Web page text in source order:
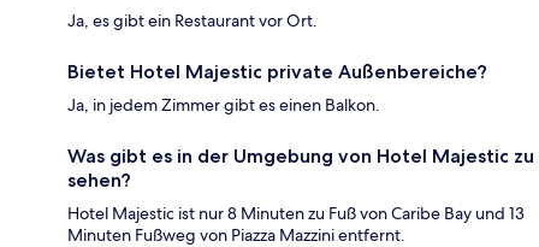
Ja, es gibt ein Restaurant vor Ort.
Bietet Hotel Majestic private Außenbereiche?
Ja, in jedem Zimmer gibt es einen Balkon.
Was gibt es in der Umgebung von Hotel Majestic zu
sehen?
Hotel Majestic ist nur 8 Minuten zu Fuß von Caribe Bay und 13
Minuten Fußweg von Piazza Mazzini entfernt.